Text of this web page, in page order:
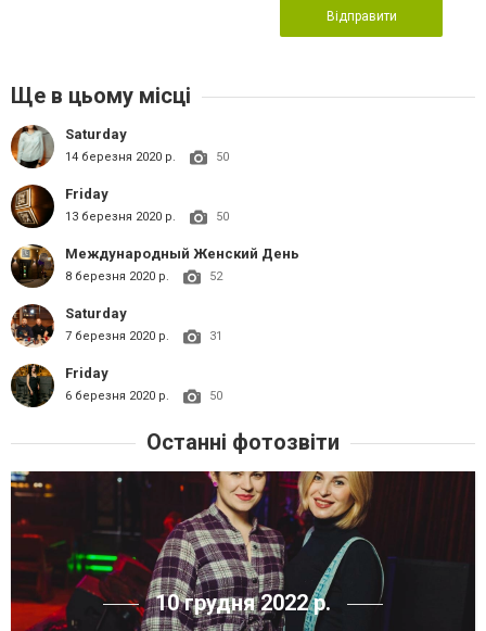
Відправити
Ще в цьому місці
Saturday
14 березня 2020 р. 50
Friday
13 березня 2020 р. 50
Международный Женский День
8 березня 2020 р. 52
Saturday
7 березня 2020 р. 31
Friday
6 березня 2020 р. 50
Останні фотозвіти
10 грудня 2022 р.